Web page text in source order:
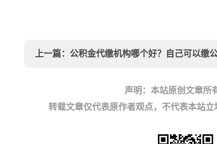
上一篇： 公积金代缴机构哪个好？自己可以缴
声明：本站原创文章所
转载文章仅代表原作者观点，不代表本站